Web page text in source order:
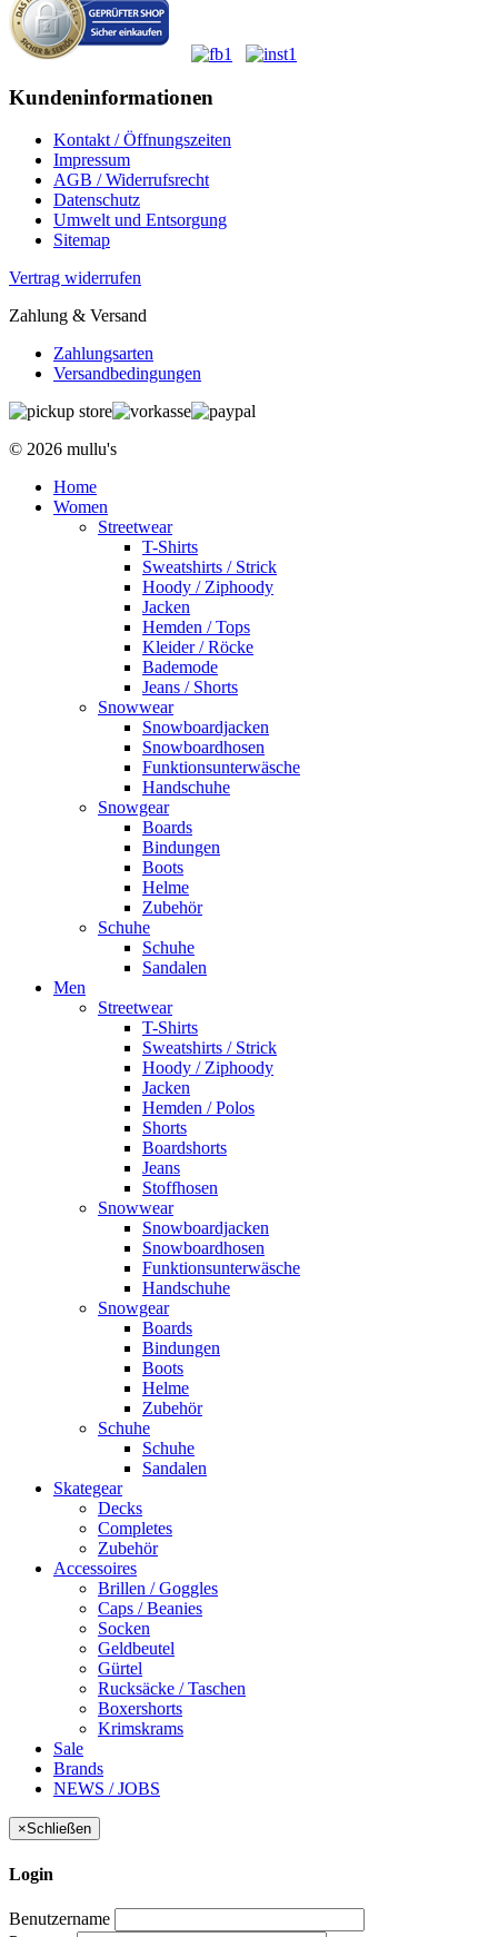
Kundeninformationen
Kontakt / Öffnungszeiten
Impressum
AGB / Widerrufsrecht
Datenschutz
Umwelt und Entsorgung
Sitemap
Vertrag widerrufen
Zahlung & Versand
Zahlungsarten
Versandbedingungen
© 2026 mullu's
Home
Women
Streetwear
T-Shirts
Sweatshirts / Strick
Hoody / Ziphoody
Jacken
Hemden / Tops
Kleider / Röcke
Bademode
Jeans / Shorts
Snowwear
Snowboardjacken
Snowboardhosen
Funktionsunterwäsche
Handschuhe
Snowgear
Boards
Bindungen
Boots
Helme
Zubehör
Schuhe
Schuhe
Sandalen
Men
Streetwear
T-Shirts
Sweatshirts / Strick
Hoody / Ziphoody
Jacken
Hemden / Polos
Shorts
Boardshorts
Jeans
Stoffhosen
Snowwear
Snowboardjacken
Snowboardhosen
Funktionsunterwäsche
Handschuhe
Snowgear
Boards
Bindungen
Boots
Helme
Zubehör
Schuhe
Schuhe
Sandalen
Skategear
Decks
Completes
Zubehör
Accessoires
Brillen / Goggles
Caps / Beanies
Socken
Geldbeutel
Gürtel
Rucksäcke / Taschen
Boxershorts
Krimskrams
Sale
Brands
NEWS / JOBS
×Schließen
Login
Benutzername